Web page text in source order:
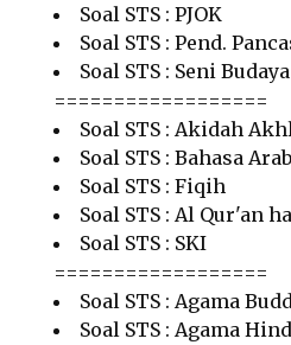
Soal STS : PJOK
Soal STS : Pend.
Soal STS : Seni Budaya
==================
Soal STS : Akidah
Soal STS : Bahasa Arab
Soal STS : Fiqih
Soal STS : Al Qur'an
Soal STS : SKI
==================
Soal STS : Agama
Soal STS : Agama